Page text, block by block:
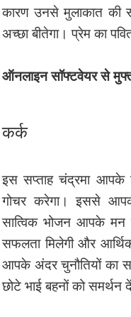
कारण उनसे मुलाकात की
अच्छा बीतेगा। प्रेम का
ऑनलाइन सॉफ्टवेयर से
कर्क
इस सप्ताह चंद्रमा आपके
गोचर करेगा। इससे
सात्विक भोजन आपके मन
सफलता मिलेगी और
आपके अंदर चुनौतियों का
छोटे भाई बहनों को